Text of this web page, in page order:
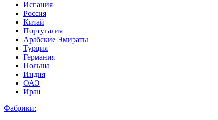
Испания
Россия
Китай
Португалия
Арабские Эмираты
Турция
Германия
Польша
Индия
ОАЭ
Иран
Фабрики: